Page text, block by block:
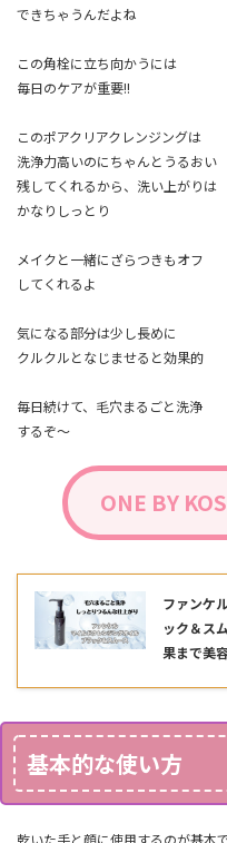
できちゃうんだよね
この角栓に立ち向かうには
毎日のケアが重要!!
このポアクリアクレンジングは
洗浄力高いのにちゃんとうるおい
残してくれるから、洗い上がりは
かなりしっとり
メイクと一緒にざらつきもオフ
してくれるよ
気になる部分は少し長めに
クルクルとなじませると効果的
毎日続けて、毛穴まるごと洗浄
するぞ～
ONE BY
ファンケ
ック＆ス
果まで美
基本的な使い方
乾いた手と顔に使用するのが基本